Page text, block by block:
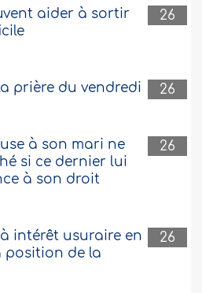
26
aider à sortir
26
prière du vendredi
26
à son mari ne
si ce dernier lui
à son droit
26
intérêt usuraire en
position de la